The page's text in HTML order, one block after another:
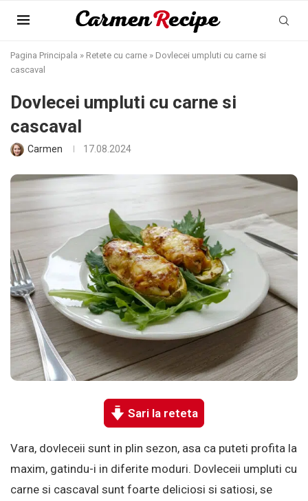
Pagina Principala » Retete cu carne » Dovlecei umpluti cu carne si
cascaval
Dovlecei umpluti cu carne si
cascaval
Carmen 17.08.2024
Sari la reteta
Vara, dovleceii sunt in plin sezon, asa ca puteti profita la
maxim, gatindu-i in diferite moduri. Dovleceii umpluti cu
carne si cascaval sunt foarte deliciosi si satiosi, se